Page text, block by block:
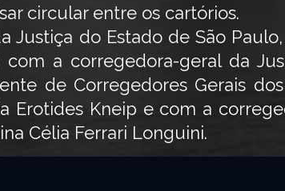
circular entre os cartórios.
Justiça do Estado de São
com a corregedora-geral da
de Corregedores Gerais
Erotides Kneip e com a
Célia Ferrari Longuini.